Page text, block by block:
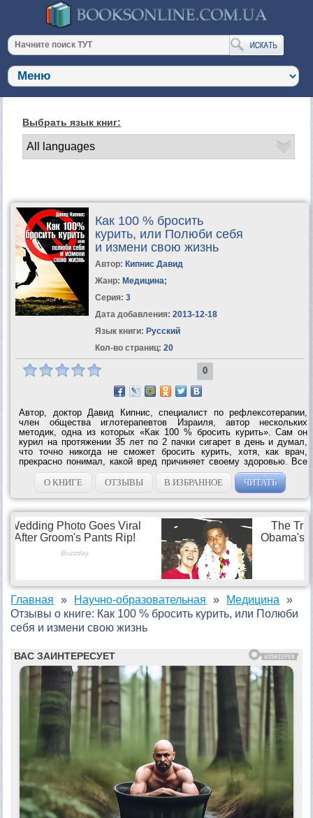
Выбрать язык книг:
Как 100 % бросить
курить, или Полюби себя
и измени свою жизнь
Автор: Кипнис Давид
Жанр: Медицина;
Серия: 3
Дата добавления: 2013-12-18
Язык книги: Русский
Кол-во страниц: 20
0
Автор, доктор Давид Кипнис, специалист по рефлексотерапии,
член общества иглотерапевтов Израиля, автор нескольких
методик, одна из которых «Как 100 % бросить курить». Сам он
курил на протяжении 35 лет по 2 пачки сигарет в день и думал,
что точно никогда не сможет бросить курить, хотя, как врач,
прекрасно понимал, какой вред причиняет своему здоровью. Все
свои попытки и испытания разных методов бросить курить
изложил в своей книге, где...
О КНИГЕ ОТЗЫВЫ В ИЗБРАННОЕ ЧИТАТЬ
Главная Научно-образовательная
Медицина
Отзывы о книге: Как 100 % бросить курить, или Полюби
себя и измени свою жизнь